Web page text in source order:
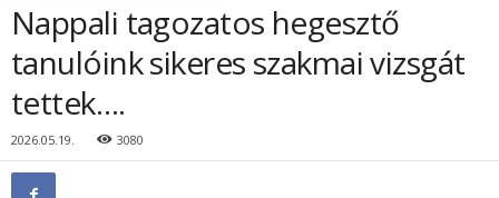
Nappali tagozatos hegesztő
tanulóink sikeres szakmai vizsgát
tettek….
2026.05.19. 3080